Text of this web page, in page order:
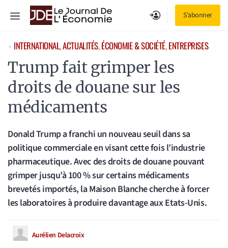
S'abonner
Menu
⋅ INTERNATIONAL, ACTUALITÉS, ÉCONOMIE & SOCIÉTÉ, ENTREPRISES
Trump fait grimper les
droits de douane sur les
médicaments
Donald Trump a franchi un nouveau seuil dans sa
politique commerciale en visant cette fois l’industrie
pharmaceutique. Avec des droits de douane pouvant
grimper jusqu’à 100 % sur certains médicaments
brevetés importés, la Maison Blanche cherche à forcer
les laboratoires à produire davantage aux Etats-Unis.
Aurélien Delacroix